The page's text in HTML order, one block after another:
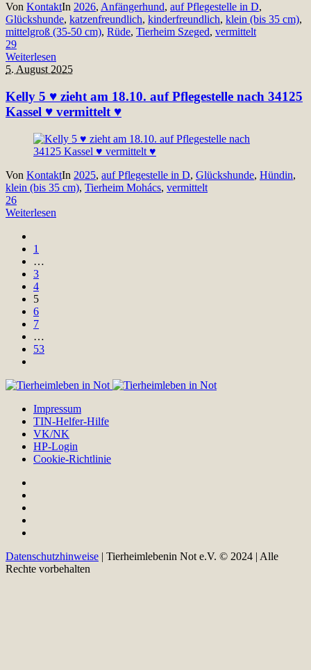
Von KontaktIn 2026, Anfängerhund, auf Pflegestelle in D,
Glückshunde, katzenfreundlich, kinderfreundlich, klein (bis 35 cm),
mittelgroß (35-50 cm), Rüde, Tierheim Szeged, vermittelt
29
Weiterlesen
5. August 2025
Kelly 5 ♥ zieht am 18.10. auf Pflegestelle nach 34125
Kassel ♥ vermittelt ♥
Von KontaktIn 2025, auf Pflegestelle in D, Glückshunde, Hündin,
klein (bis 35 cm), Tierheim Mohács, vermittelt
26
Weiterlesen
1
…
3
4
5
6
7
…
53
Impressum
TIN-Helfer-Hilfe
VK/NK
HP-Login
Cookie-Richtlinie
Datenschutzhinweise | Tierheimlebenin Not e.V. © 2024 | Alle
Rechte vorbehalten